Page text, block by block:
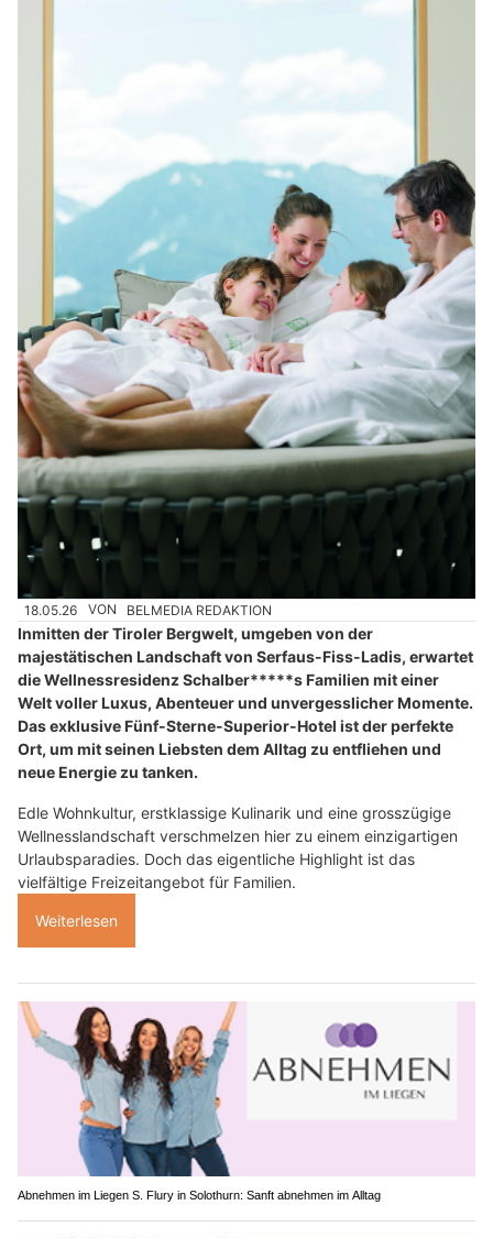
18.05.26 VON BELMEDIA REDAKTION
Inmitten der Tiroler Bergwelt, umgeben von der
majestätischen Landschaft von Serfaus-Fiss-Ladis, erwartet
die Wellnessresidenz Schalber*****s Familien mit einer
Welt voller Luxus, Abenteuer und unvergesslicher Momente.
Das exklusive Fünf-Sterne-Superior-Hotel ist der perfekte
Ort, um mit seinen Liebsten dem Alltag zu entfliehen und
neue Energie zu tanken.
Edle Wohnkultur, erstklassige Kulinarik und eine grosszügige
Wellnesslandschaft verschmelzen hier zu einem einzigartigen
Urlaubsparadies. Doch das eigentliche Highlight ist das
vielfältige Freizeitangebot für Familien.
Weiterlesen
Abnehmen im Liegen S. Flury in Solothurn: Sanft abnehmen im Alltag